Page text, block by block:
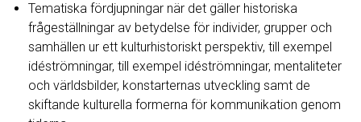
Tematiska fördjupningar när det gäller historiska
frågeställningar av betydelse för individer, grupper och
samhällen ur ett kulturhistoriskt perspektiv, till exempel
idéströmningar, till exempel idéströmningar, mentaliteter
och världsbilder, konstarternas utveckling samt de
skiftande kulturella formerna för kommunikation genom